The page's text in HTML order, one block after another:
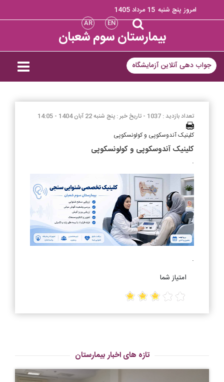
امروز پنج شنبه 15 مرداد 1405
EN
AR
بیمارستان سوم شعبان
جواب دهی آنلاین آزمایشگاه
تعداد بازدید : 1037 -
تاریخ خبر : پنج شنبه 22 آبان 1404 - 14:05
کلینیک آندوسکوپی و کولونسکوپی
کلینیک آندوسکوپی و کولونسکوپی
.
.
امتیاز شما
تازه های اخبار بیمارستان